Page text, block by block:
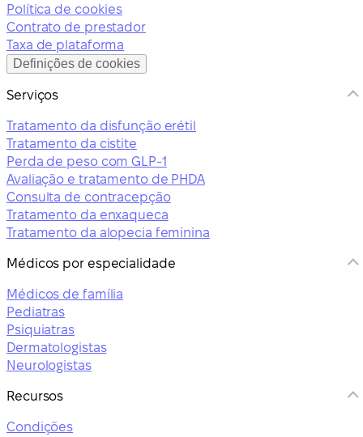
Política de cookies
Contrato de prestador
Taxa de plataforma
Definições de cookies
Serviços
Tratamento da disfunção erétil
Tratamento da cistite
Perda de peso com GLP-1
Avaliação e tratamento de PHDA
Consulta de contracepção
Tratamento da enxaqueca
Tratamento da alopecia feminina
Médicos por especialidade
Médicos de família
Pediatras
Psiquiatras
Dermatologistas
Neurologistas
Recursos
Condições